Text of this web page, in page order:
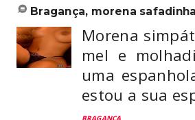
bragança, morena
Morena
mel e
uma
estou a sua
BRAGANÇA